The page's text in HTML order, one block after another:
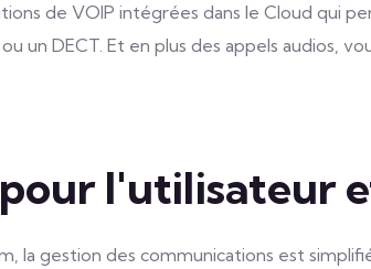
de VOIP intégrées dans le Cloud qui
un DECT. Et en plus des appels audios,
l'utilisateur
la gestion des communications est